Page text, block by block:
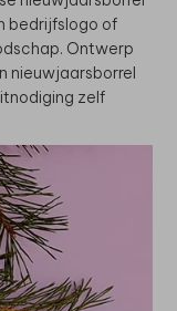
bedrijfslogo of
Ontwerp
nieuwjaarsborrel
zelf